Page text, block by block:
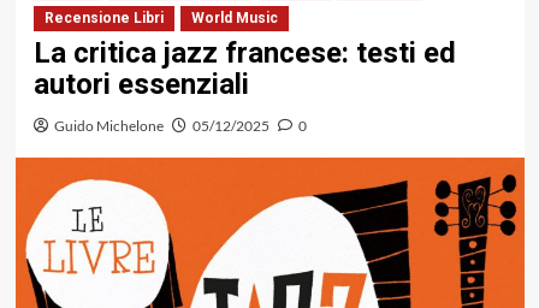
Recensione Libri
World Music
La critica jazz francese: testi ed
autori essenziali
Guido Michelone 05/12/2025 0